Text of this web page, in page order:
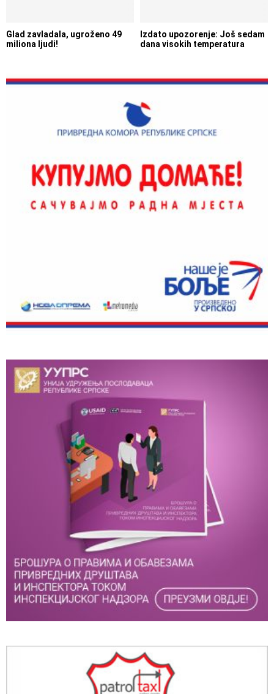
Glad zavladala, ugroženo 49
miliona ljudi!
Izdato upozorenje: Još sedam
dana visokih temperatura